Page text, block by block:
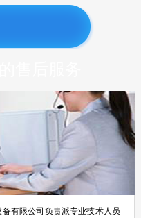
有限公司负责派专业技术人员